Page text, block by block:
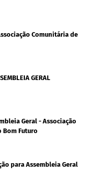
Comunitária de
GERAL
Geral - Associação
Bom Futuro
para Assembleia Geral